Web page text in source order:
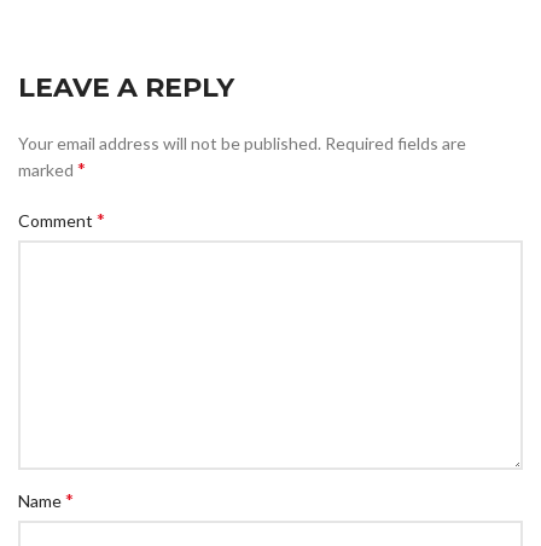
LEAVE A REPLY
Your email address will not be published. Required fields are
marked *
Comment *
Name*